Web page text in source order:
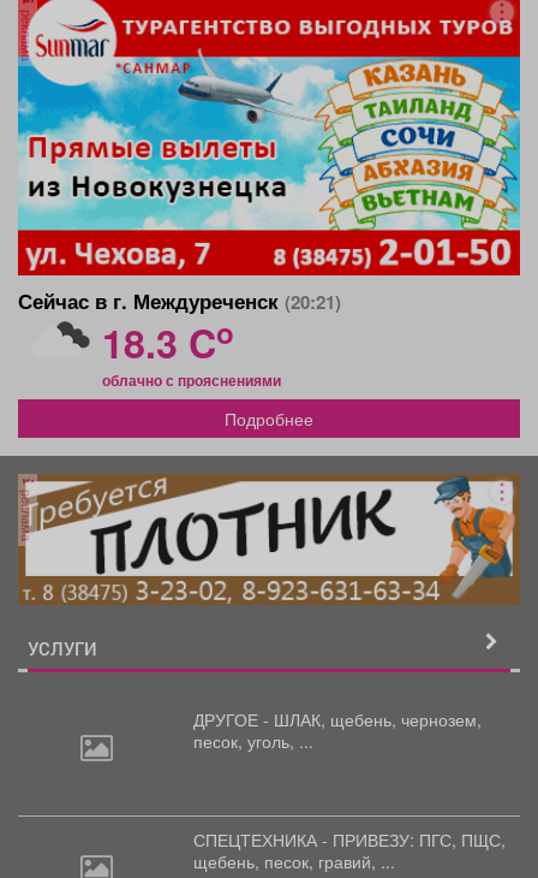
реклама
Сейчас в г. Междуреченск (20:21)
18.3 Co
облачно с прояснениями
Подробнее
реклама
УСЛУГИ
ДРУГОЕ - ШЛАК, щебень, чернозем,
песок, уголь, ...
СПЕЦТЕХНИКА - ПРИВЕЗУ: ПГС, ПЩС,
щебень, песок, гравий, ...